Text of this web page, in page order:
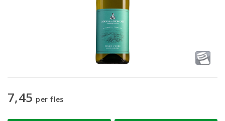
7,45 per fles